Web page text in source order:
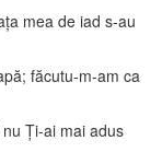
mea de iad s-au
făcutu-m-am ca
Ţi-ai mai adus